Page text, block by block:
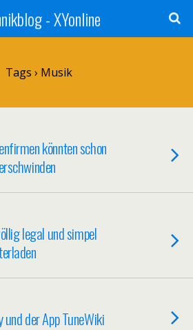
- XYonline
Tags › Musik
könnten schon
legal und simpel
der App TuneWiki